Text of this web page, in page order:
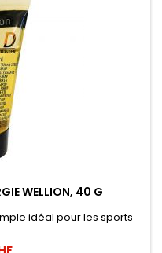
WELLION, 40 G
idéal pour les sports